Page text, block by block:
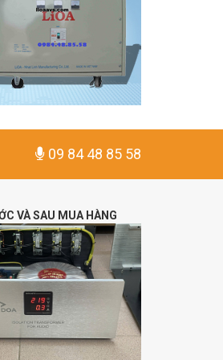
09 84 48 85 58
VÀ SAU MUA HÀNG